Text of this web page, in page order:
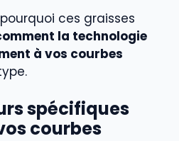
ces graisses
la technologie
à vos courbes
spécifiques
courbes